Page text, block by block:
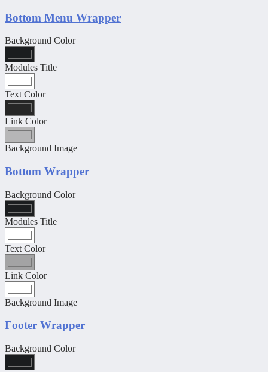
Bottom Menu Wrapper
Background Color
Modules Title
Text Color
Link Color
Background Image
Bottom Wrapper
Background Color
Modules Title
Text Color
Link Color
Background Image
Footer Wrapper
Background Color